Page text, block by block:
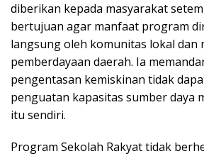
diberikan kepada masyarakat
bertujuan agar manfaat program
langsung oleh komunitas lokal dan
pemberdayaan daerah. Ia
pengentasan kemiskinan tidak
penguatan kapasitas sumber daya
itu sendiri.
Program Sekolah Rakyat tidak